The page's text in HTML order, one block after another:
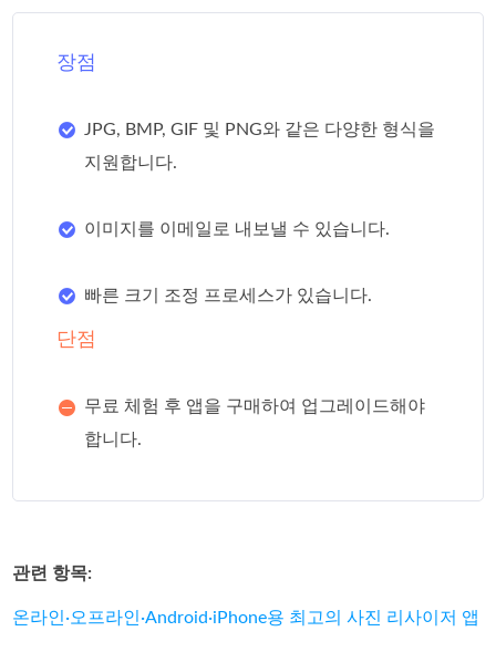
장점
JPG, BMP, GIF 및 PNG와 같은 다양한 형식을
지원합니다.
이미지를 이메일로 내보낼 수 있습니다.
빠른 크기 조정 프로세스가 있습니다.
단점
무료 체험 후 앱을 구매하여 업그레이드해야
합니다.
관련 항목:
온라인·오프라인·Android·iPhone용 최고의 사진 리사이저 앱